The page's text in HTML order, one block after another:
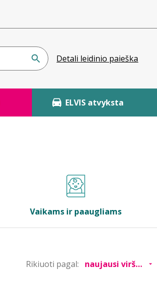
Detali leidinio paieška
ELVIS atvyksta
Vaikams ir paaugliams
Rikiuoti pagal: